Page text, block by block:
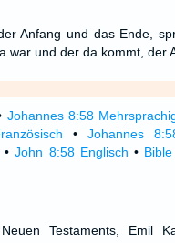
Anfang und das Ende,
war und der da kommt, der
Johannes 8:58
• Johannes
•John 8:58 Englisch •
Testaments, Emil